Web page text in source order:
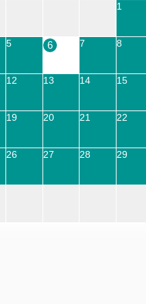
1
5 6 7 8
12 13 14 15
19 20 21 22
26 27 28 29